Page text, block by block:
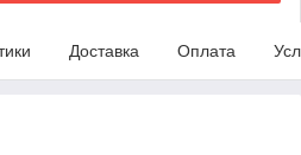
Доставка Оплата